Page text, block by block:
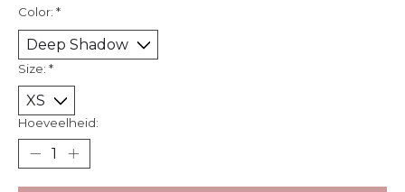
Color: *
Size: *
Hoeveelheid: